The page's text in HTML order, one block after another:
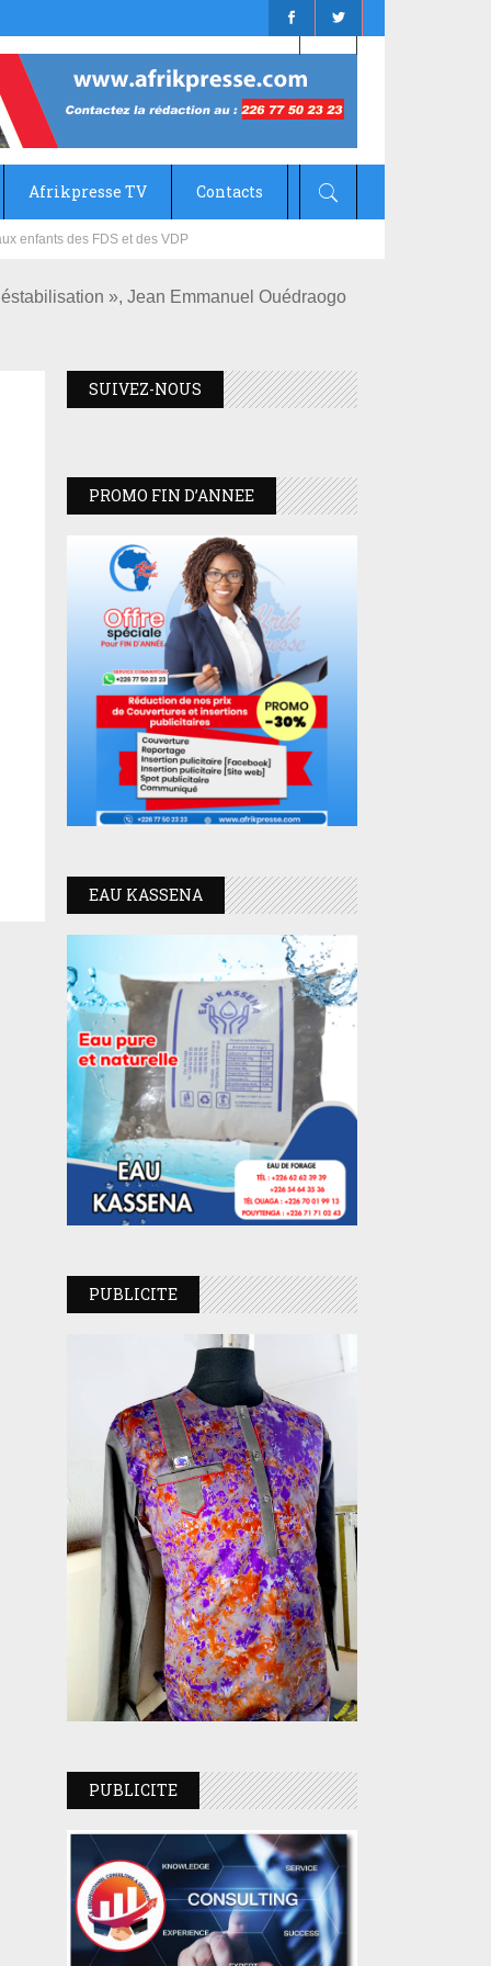
Afrikpresse TV Contacts
», Jean Emmanuel Ouédraogo
SUIVEZ-NOUS
PROMO FIN D’ANNEE
EAU KASSENA
PUBLICITE
PUBLICITE